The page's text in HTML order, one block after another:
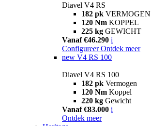
Diavel V4 RS
182 pk VERMOGEN
120 Nm KOPPEL
225 kg GEWICHT
Vanaf €46.290 i
Configureer Ontdek meer
new V4 RS 100
Diavel V4 RS 100
182 pk Vermogen
120 Nm Koppel
220 kg Gewicht
Vanaf €83.000 i
Ontdek meer